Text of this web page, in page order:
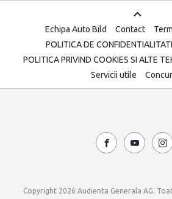
Echipa Auto Bild Contact
POLITICA DE
POLITICA PRIVIND COOKIES SI ALTE
Servicii utile
Copyright 2026 Audienta Generala AG.